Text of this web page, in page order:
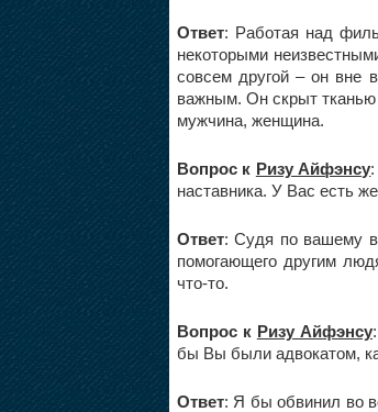
Ответ: Работая над
некоторыми
совсем другой – он вне
важным. Он скрыт тканью
мужчина, женщина.
Вопрос к Ризу Айфэнсу
наставника. У Вас есть
Ответ: Судя по вашему
помогающего другим
что-то.
Вопрос к Ризу Айфэнсу
бы Вы были адвокатом,
Ответ: Я бы обвинил во